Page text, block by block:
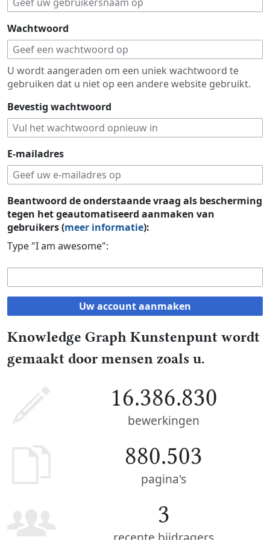
Wachtwoord
U wordt aangeraden om een uniek wachtwoord te
gebruiken dat u niet op een andere website gebruikt.
Bevestig wachtwoord
E-mailadres
Beantwoord de onderstaande vraag als bescherming
tegen het geautomatiseerd aanmaken van
gebruikers (meer informatie):
Type "I am awesome":
Uw account aanmaken
Knowledge Graph Kunstenpunt wordt
gemaakt door mensen zoals u.
16.386.830
bewerkingen
880.503
pagina's
3